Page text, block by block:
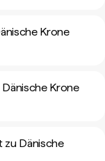
Krone
Krone
zu Dänische